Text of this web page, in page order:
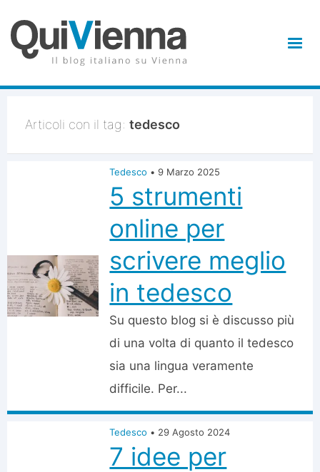
Articoli con il tag: tedesco
Tedesco • 9 Marzo 2025
5 strumenti
online per
scrivere meglio
in tedesco
Su questo blog si è discusso più
di una volta di quanto il tedesco
sia una lingua veramente
difficile. Per...
Tedesco • 29 Agosto 2024
7 idee per